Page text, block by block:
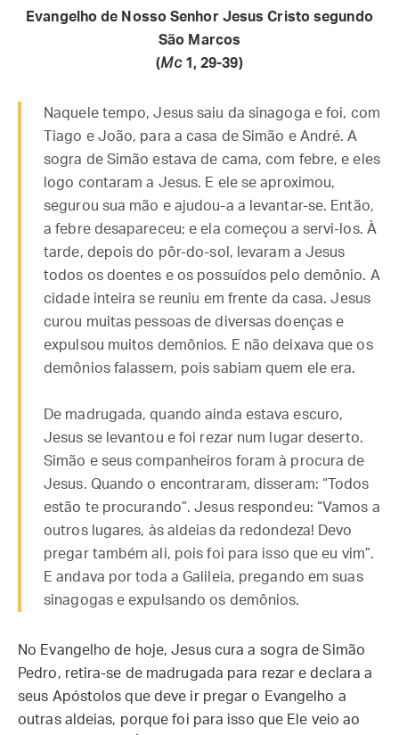
Evangelho de Nosso Senhor Jesus Cristo segundo
São Marcos
(Mc1, 29-39)
Naquele tempo, Jesus saiu da sinagoga e foi, com
Tiago e João, para a casa de Simão e André. A
sogra de Simão estava de cama, com febre, e eles
logo contaram a Jesus. E ele se aproximou,
segurou sua mão e ajudou-a a levantar-se. Então,
a febre desapareceu; e ela começou a servi-los. À
tarde, depois do pôr-do-sol, levaram a Jesus
todos os doentes e os possuídos pelo demônio. A
cidade inteira se reuniu em frente da casa. Jesus
curou muitas pessoas de diversas doenças e
expulsou muitos demônios. E não deixava que os
demônios falassem, pois sabiam quem ele era.
De madrugada, quando ainda estava escuro,
Jesus se levantou e foi rezar num lugar deserto.
Simão e seus companheiros foram à procura de
Jesus. Quando o encontraram, disseram: “Todos
estão te procurando”. Jesus respondeu: “Vamos a
outros lugares, às aldeias da redondeza! Devo
pregar também ali, pois foi para isso que eu vim”.
E andava por toda a Galileia, pregando em suas
sinagogas e expulsando os demônios.
No Evangelho de hoje, Jesus cura a sogra de Simão
Pedro, retira-se de madrugada para rezar e declara a
seus Apóstolos que deve ir pregar o Evangelho a
outras aldeias, porque foi para isso que Ele veio ao